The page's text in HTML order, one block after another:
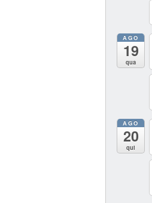
AGO
19
qua
AGO
20
qui